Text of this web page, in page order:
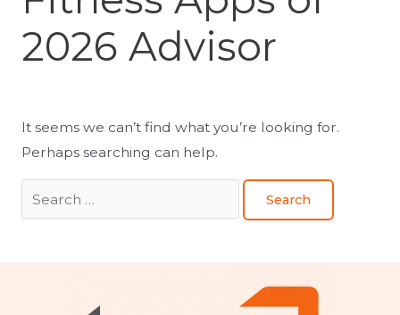
2026 Advisor
It seems we can’t find what you’re looking for.
Perhaps searching can help.